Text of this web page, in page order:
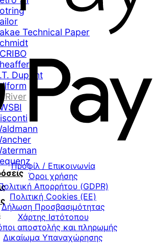
Technical Paper
Dupont
River
Προφίλ / Επικοινωνία
Όροι χρήσης
Απορρήτου (GDPR)
Πολιτική Cookies (ΕΕ)
Δήλωση Προσβασιμότητας
Χάρτης Ιστότοπου
αποστολής και πληρωμής
Δικαίωμα Υπαναχώρησης